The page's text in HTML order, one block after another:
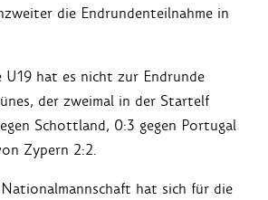
die Endrundenteilnahme in
U19 hat es nicht zur Endrunde
der zweimal in der Startelf
Schottland, 0:3 gegen Portugal
Zypern 2:2.
hat sich für die